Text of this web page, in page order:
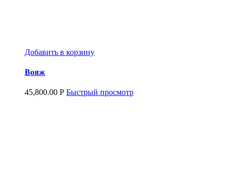
Добавить в корзину
Вояж
45,800.00 Р Быстрый просмотр